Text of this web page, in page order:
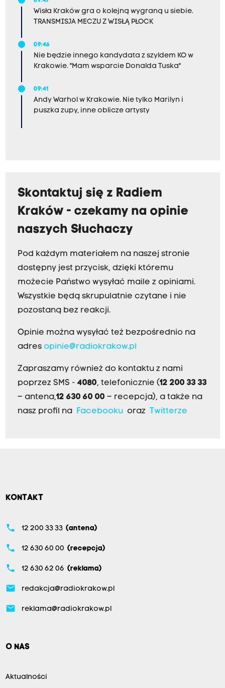
Wisła Kraków gra o kolejną wygraną u siebie.
TRANSMISJA MECZU Z WISŁĄ PŁOCK
09:46
Nie będzie innego kandydata z szyldem KO w
Krakowie. "Mam wsparcie Donalda Tuska"
09:41
Andy Warhol w Krakowie. Nie tylko Marilyn i
puszka zupy, inne oblicze artysty
Skontaktuj się z Radiem
Kraków - czekamy na opinie
naszych Słuchaczy
Pod każdym materiałem na naszej stronie
dostępny jest przycisk, dzięki któremu
możecie Państwo wysyłać maile z opiniami.
Wszystkie będą skrupulatnie czytane i nie
pozostaną bez reakcji.
Opinie można wysyłać też bezpośrednio na
adres opinie@radiokrakow.pl
Zapraszamy również do kontaktu z nami
poprzez SMS - 4080, telefonicznie (12 200 33 33
– antena,12 630 60 00 – recepcja), a także na
nasz profil na Facebookuoraz Twitterze
KONTAKT
phone 12 200 33 33 (antena)
phone 12 630 60 00 (recepcja)
phone 12 630 62 06 (reklama)
email redakcja@radiokrakow.pl
email reklama@radiokrakow.pl
O NAS
Aktualności